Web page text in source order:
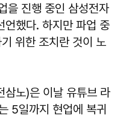
을 진행 중인 삼성전자
언했다. 하지만 파업 중
위한 조치란 것이 노
삼노)은 이날 유튜브 라
5일까지 현업에 복귀